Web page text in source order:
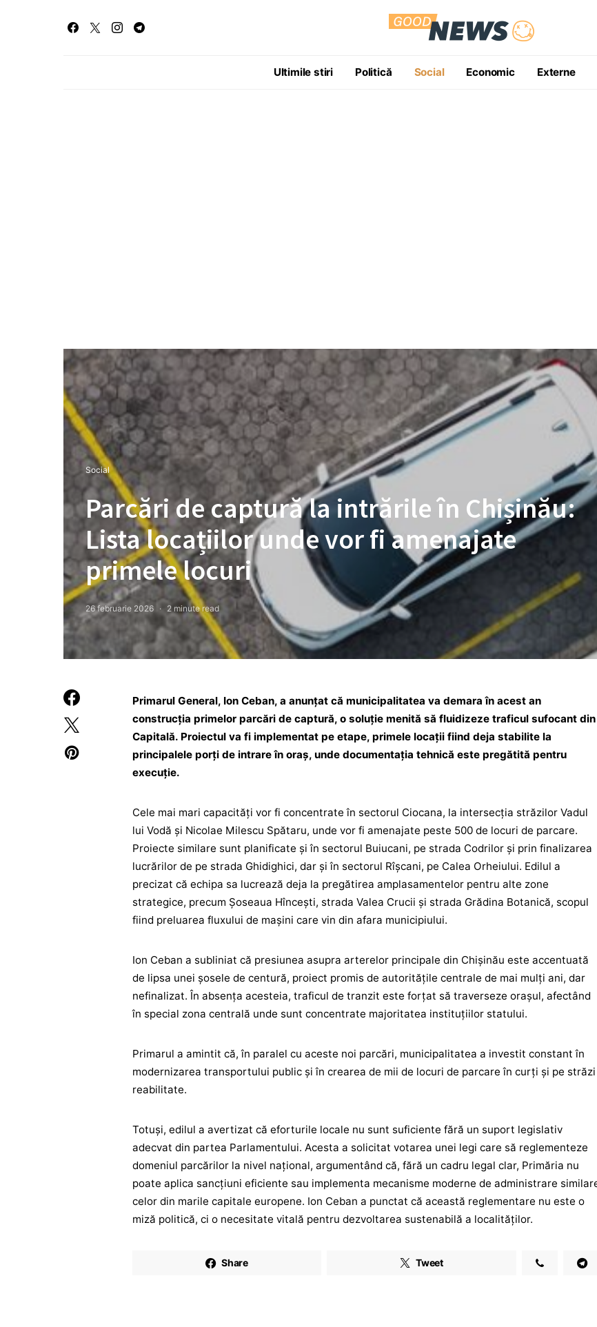
Ultimile stiri Politică Social Economic Externe
Social
Parcări de captură la intrările în Chișinău:
Lista locațiilor unde vor fi amenajate
primele locuri
26 februarie 2026 2 minute read
Primarul General, Ion Ceban, a anunțat că municipalitatea va demara în acest an
construcția primelor parcări de captură, o soluție menită să fluidizeze traficul sufocant din
Capitală. Proiectul va fi implementat pe etape, primele locații fiind deja stabilite la
principalele porți de intrare în oraș, unde documentația tehnică este pregătită pentru
execuție.
Cele mai mari capacități vor fi concentrate în sectorul Ciocana, la intersecția străzilor Vadul
lui Vodă și Nicolae Milescu Spătaru, unde vor fi amenajate peste 500 de locuri de parcare.
Proiecte similare sunt planificate și în sectorul Buiucani, pe strada Codrilor și prin finalizarea
lucrărilor de pe strada Ghidighici, dar și în sectorul Rîșcani, pe Calea Orheiului. Edilul a
precizat că echipa sa lucrează deja la pregătirea amplasamentelor pentru alte zone
strategice, precum Șoseaua Hîncești, strada Valea Crucii și strada Grădina Botanică, scopul
fiind preluarea fluxului de mașini care vin din afara municipiului.
Ion Ceban a subliniat că presiunea asupra arterelor principale din Chișinău este accentuată
de lipsa unei șosele de centură, proiect promis de autoritățile centrale de mai mulți ani, dar
nefinalizat. În absența acesteia, traficul de tranzit este forțat să traverseze orașul, afectând
în special zona centrală unde sunt concentrate majoritatea instituțiilor statului.
Primarul a amintit că, în paralel cu aceste noi parcări, municipalitatea a investit constant în
modernizarea transportului public și în crearea de mii de locuri de parcare în curți și pe străzi
reabilitate.
Totuși, edilul a avertizat că eforturile locale nu sunt suficiente fără un suport legislativ
adecvat din partea Parlamentului. Acesta a solicitat votarea unei legi care să reglementeze
domeniul parcărilor la nivel național, argumentând că, fără un cadru legal clar, Primăria nu
poate aplica sancțiuni eficiente sau implementa mecanisme moderne de administrare
celor din marile capitale europene. Ion Ceban a punctat că această reglementare nu este o
miză politică, ci o necesitate vitală pentru dezvoltarea sustenabilă a localităților.
Share Tweet